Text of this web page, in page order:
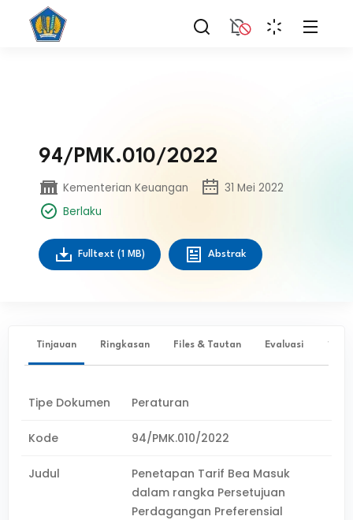
94/PMK.010/2022
Kementerian Keuangan
31 Mei 2022
Berlaku
Fulltext (1 MB) Abstrak
Tinjauan Ringkasan Files & Tautan Evaluasi ✨
Tipe Dokumen Peraturan
Kode 94/PMK.010/2022
Judul
Penetapan Tarif Bea Masuk
dalam rangka Persetujuan
Perdagangan Preferensial